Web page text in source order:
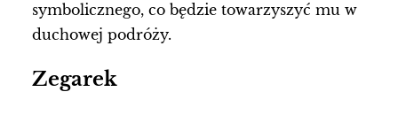
symbolicznego, co będzie towarzyszyć mu w
duchowej podróży.
Zegarek